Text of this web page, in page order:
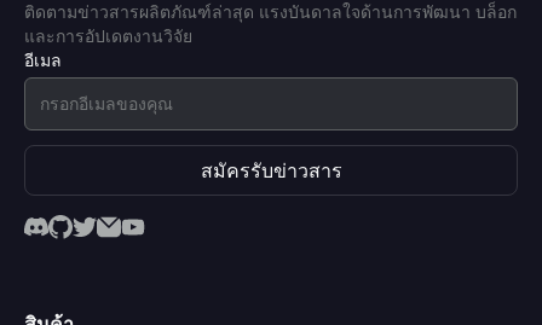
ติดตามข่าวสารผลิตภัณฑ์ล่าสุด แรงบันดาลใจด้านการพัฒนา บล็อก
และการอัปเดตงานวิจัย
อีเมล
สมัครรับข่าวสาร